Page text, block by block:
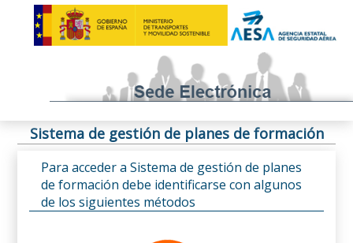
Sistema de gestión de planes de formación
Para acceder a Sistema de gestión de planes
de formación debe identificarse con algunos
de los siguientes métodos